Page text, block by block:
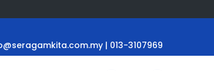
| 013-3107969